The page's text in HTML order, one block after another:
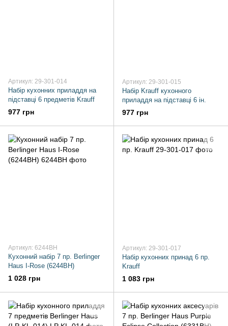
Артикул: 29-301-014
Набір кухонних приладдя на
підставці 6 предметів Krauff
977 грн
Артикул: 29-301-015
Набір Krauff кухонного
приладдя на підставці 6 ін.
977 грн
Артикул: 6244BH
Кухонний набір 7 пр. Berlinger
Haus I-Rose (6244BH)
1 028 грн
Артикул: 29-301-017
Набір кухонних принад 6 пр.
Krauff
1 083 грн